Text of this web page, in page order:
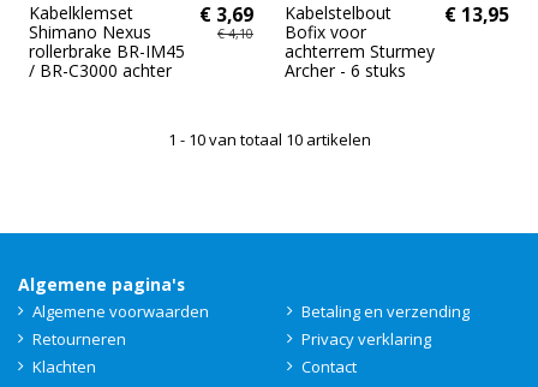
Kabelklemset
Shimano Nexus
rollerbrake BR-IM45
/ BR-C3000 achter
€ 3,69
€ 4,10
Kabelstelbout
Bofix voor
achterrem Sturmey
Archer - 6 stuks
€ 13,95
1 - 10 van totaal 10 artikelen
Algemene pagina's
Algemene voorwaarden
Betaling en verzending
Retourneren
Privacy verklaring
Klachten
Contact